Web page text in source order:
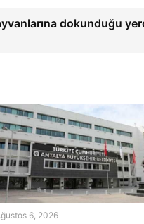
dokunduğu
6, 2026